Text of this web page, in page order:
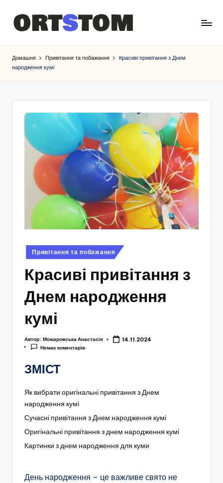
Домашня Привітання та побажання
Красиві привітання з Днем
народження кумі
Опубліковано
у
Привітання та побажання
Красиві привітання з
Днем народження
кумі
Автор: Можаровська Анастасія
14.11.2024
Немає коментарів
ЗМІСТ
Як вибрати оригінальні привітання з Днем
народження кумі
Сучасні привітання з Днем народження кумі
Оригінальні привітання з днем народження кумі
Картинки з днем народження для куми
День народження – це важливе свято не